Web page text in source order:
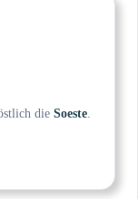
die Soeste.